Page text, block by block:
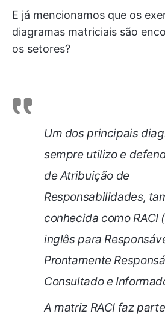
E já mencionamos que os
diagramas matriciais são
os setores?
Um dos principais
sempre utilizo e
de Atribuição de
Responsabilidades,
conhecida como RACI
inglês para
Prontamente
Consultado e
A matriz RACI faz